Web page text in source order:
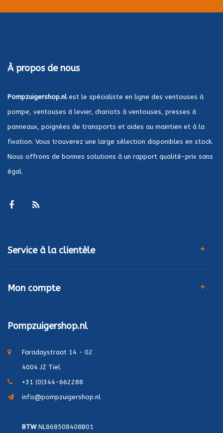
À propos de nous
Pompzuigershop.nlest le spécialiste en ligne des ventouses à
pompe, ventouses à levier, chariots à ventouses, presses à
panneaux, poignées de transports et aides au maintien et à la
fixation. Vous trouverez une large sélection disponibles en stock.
Nous offrons de bonnes solutions à un rapport qualité-prix sans
égal.
Service à la clientèle
Mon compte
Pompzuigershop.nl
Faradaystraat 14 - 02
4004 JZ Tiel
+31 (0)344-662288
info@pompzuigershop.nl
BTWNL868508408B01